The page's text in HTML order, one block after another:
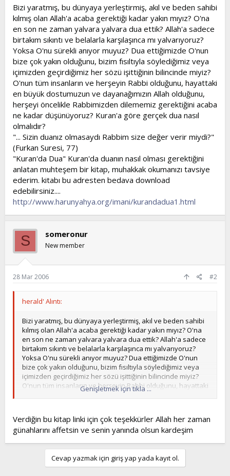
l
t
a
n
a
r
i
h
i
Bizi yaratmış, bu dünyaya yerleştirmiş, akıl ve beden sahibi
kılmış olan Allah'a acaba gerektiği kadar yakın mıyız? O'na
en son ne zaman yalvara yalvara dua ettik? Allah'a sadece
birtakım sıkıntı ve belalarla karşılaşınca mı yalvarıyoruz?
Yoksa O'nu sürekli anıyor muyuz? Dua ettiğimizde O'nun
bize çok yakın olduğunu, bizim fısıltıyla söylediğimiz veya
içimizden geçirdiğimiz her sözü işittiğinin bilincinde miyiz?
O'nun tüm insanların ve herşeyin Rabbi olduğunu, hayattaki
en büyük dostumuzun ve dayanağımızın Allah olduğunu,
herşeyi öncelikle Rabbimizden dilememiz gerektiğini acaba
ne kadar düşünüyoruz? Kuran'a göre gerçek dua nasıl
olmalıdır?
"... Sizin duanız olmasaydı Rabbim size değer verir miydi?"
(Furkan Suresi, 77)
"Kuran'da Dua" Kuran'da duanın nasıl olması gerektiğini
anlatan muhteşem bir kitap, muhakkak okumanızı tavsiye
ederim. kitabı bu adresten bedava download
edebilirsiniz....
http://www.harunyahya.org/imani/kurandadua1.html
S someronur
New member
28 Mar 2006 #2
herald' Alıntı:
Bizi yaratmış, bu dünyaya yerleştirmiş, akıl ve beden sahibi
kılmış olan Allah'a acaba gerektiği kadar yakın mıyız? O'na
en son ne zaman yalvara yalvara dua ettik? Allah'a sadece
birtakım sıkıntı ve belalarla karşılaşınca mı yalvarıyoruz?
Yoksa O'nu sürekli anıyor muyuz? Dua ettiğimizde O'nun
bize çok yakın olduğunu, bizim fısıltıyla söylediğimiz veya
içimizden geçirdiğimiz her sözü işittiğinin bilincinde miyiz?
O'nun tüm insanların ve herşeyin Rabbi olduğunu, hayattaki
en büyük dostumuzun ve dayanağımızın Allah olduğunu,
olmalıdır?
"... Sizin duanız olmasaydı Rabbim size değer verir miydi?"
(Furkan Suresi, 77)
"Kuran'da Dua" Kuran'da duanın nasıl olması gerektiğini
anlatan muhteşem bir kitap, muhakkak okumanızı tavsiye
ederim. kitabı bu adresten bedava download edebilirsiniz....
Genişletmek için tıkla ...
Verdiğin bu kitap linki için çok teşekkürler Allah her zaman
günahlarını affetsin ve senin yanında olsun kardeşim
Cevap yazmak için giriş yap yada kayıt ol.